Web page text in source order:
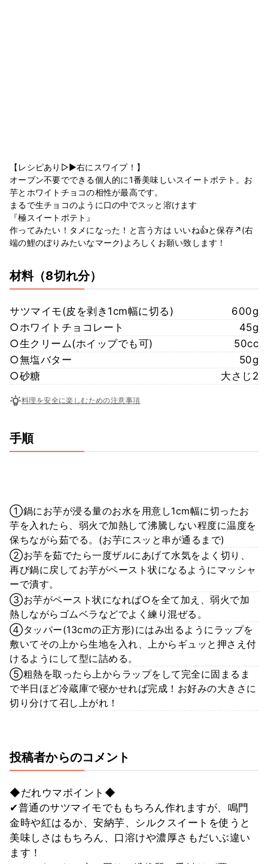
【レシピあり▷▶︎右にスワイプ！】
オーブン不要でできる個人的に1番美味しいスイートポテト。お
芋とホワイトチョコの相性が最高です。
まるで生チョコのように口の中でスッと溶けます
『極スイートポテト』
作ってみたい！タメになった！と言う方は いいね👍と保存↗️(右
端の鯉のぼりみたいなマーク)よろしくお願い致します！
材料（8切れ分）
サツマイモ(皮を剥き1cm幅に切る)
600g
○ホワイトチョコレート
45g
○生クリーム(ホイップでも可)
50cc
○無塩バター
50g
○砂糖
大さじ2
料理を安全に楽しむための注意事項
手順
①鍋にお芋が浸る量のお水を用意し1cm幅に切ったお
芋を入れたら、弱火で加熱して沸騰しない程度に温度を
保ちながら茹でる。(お芋にスッと串が通るまで)
②お芋を茹でたら一度ザルにあげて水気をよく切り、
再び鍋に戻してお芋がペースト状になるようにマッシャ
ーで潰す。
③お芋がペースト状になれば○を全て加え、弱火で加
熱しながらゴムベラなどでよく練り混ぜる。
④タッパー(13cmの正方形)にはみ出るようにラップを
敷いてその上から生地を入れ、上からギュッと押さえ付
けるようにして型に詰める。
⑤粗熱を取ったら上からラップをして完全に固まるま
で半日ほど冷蔵庫で寝かせれば完成！お好みの大きさに
切り分けて召し上がれ！
投稿者からのコメント
◆だれウマポイント◆
✔︎普通のサツマイモでももちろん作れますが、鳴門
金時や紅はるか、安納芋、シルクスイートを使うと
美味しさはもちろん、口溶けや濃厚さもだいぶ違い
ます！